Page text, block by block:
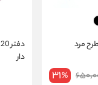
مرد
31%
دار